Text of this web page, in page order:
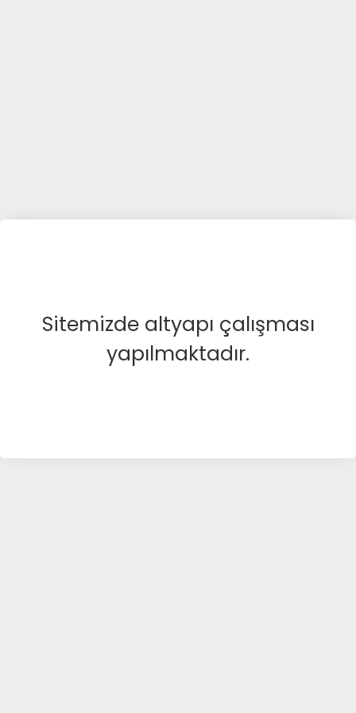
Sitemizde altyapı çalışması
yapılmaktadır.